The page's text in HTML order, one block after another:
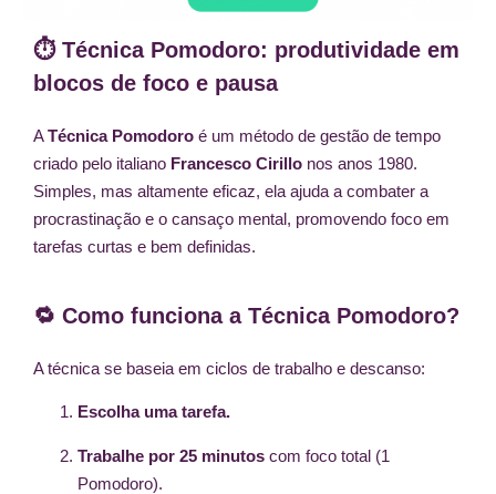
⏱️ Técnica Pomodoro: produtividade em
blocos de foco e pausa
ATécnica Pomodoro é um método de gestão de tempo
criado pelo italiano Francesco Cirillo nos anos 1980.
Simples, mas altamente eficaz, ela ajuda a combater a
procrastinação e o cansaço mental, promovendo foco em
tarefas curtas e bem definidas.
🔁 Como funciona a Técnica Pomodoro?
A técnica se baseia em ciclos de trabalho e descanso:
Escolha uma tarefa.
Trabalhe por 25 minutos com foco total (1
Pomodoro).